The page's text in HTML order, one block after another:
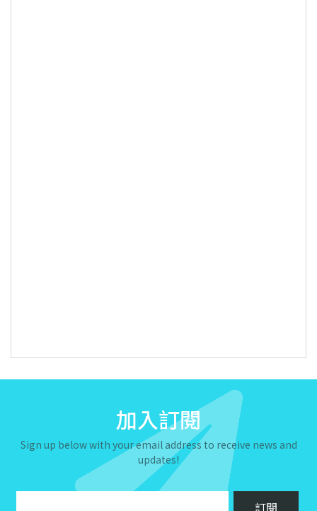
加入訂閱
Sign up below with your email address to receive news and
updates!